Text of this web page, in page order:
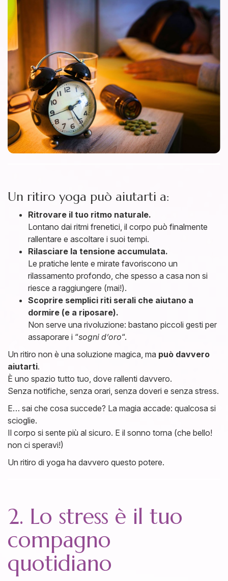
Un ritiro yoga può aiutarti a:
Ritrovare il tuo ritmo naturale.
Lontano dai ritmi frenetici, il corpo può finalmente
rallentare e ascoltare i suoi tempi.
Rilasciare la tensione accumulata.
Le pratiche lente e mirate favoriscono un
rilassamento profondo, che spesso a casa non si
riesce a raggiungere (mai!).
Scoprire semplici riti serali che aiutano a
dormire (e a riposare).
Non serve una rivoluzione: bastano piccoli gesti per
assaporare i “sogni d’oro“.
Un ritiro non è una soluzione magica, ma può davvero
aiutarti.
È uno spazio tutto tuo, dove rallenti davvero.
Senza notifiche, senza orari, senza doveri e senza stress.
E… sai che cosa succede? La magia accade: qualcosa si
scioglie.
Il corpo si sente più al sicuro. E il sonno torna (che bello!
non ci speravi!)
Un ritiro di yoga ha davvero questo potere.
2. Lo stress è il tuo
compagno
quotidiano